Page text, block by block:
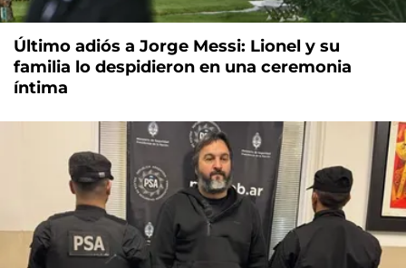
Último adiós a Jorge Messi: Lionel y su
familia lo despidieron en una ceremonia
íntima